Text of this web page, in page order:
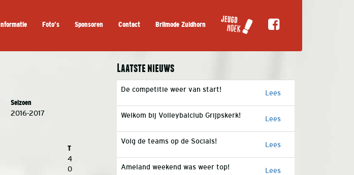
Informatie Foto’s Sponsoren Contact Brilmode Zuidhorn
Seizoen
2016-2017
T
4
0
Laatste nieuws
De competitie weer van start! Lees
Welkom bij Volleybalclub Grijpskerk! Lees
Volg de teams op de Socials! Lees
Ameland weekend was weer top! Lees